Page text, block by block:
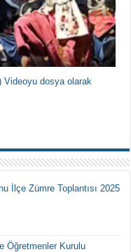
Videoyu dosya olarak
İlçe Zümre Toplantısı 2025
Öğretmenler Kurulu